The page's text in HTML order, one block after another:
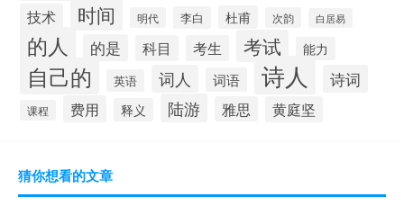
技术 时间 明代 李白 杜甫 次韵 白居易
的人 的是 科目 考生 考试 能力
自己的 英语 词人 词语 诗人 诗词
课程 费用 释义 陆游 雅思 黄庭坚
猜你想看的文章